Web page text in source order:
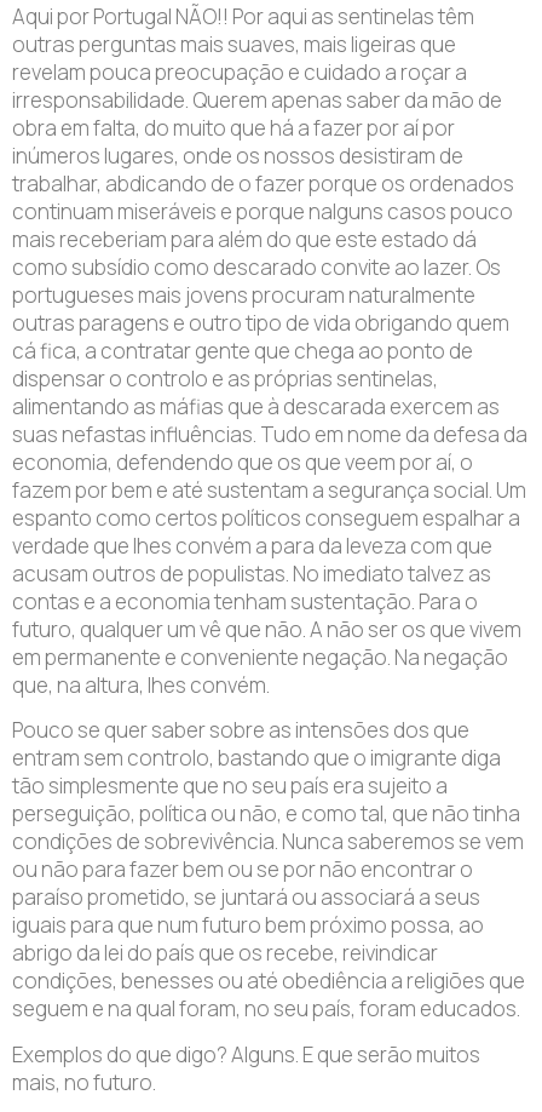
Aqui por Portugal NÃO!! Por aqui as sentinelas têm
outras perguntas mais suaves, mais ligeiras que
revelam pouca preocupação e cuidado a roçar a
irresponsabilidade. Querem apenas saber da mão de
obra em falta, do muito que há a fazer por aí por
inúmeros lugares, onde os nossos desistiram de
trabalhar, abdicando de o fazer porque os ordenados
continuam miseráveis e porque nalguns casos pouco
mais receberiam para além do que este estado dá
como subsídio como descarado convite ao lazer. Os
portugueses mais jovens procuram naturalmente
outras paragens e outro tipo de vida obrigando quem
cá fica, a contratar gente que chega ao ponto de
dispensar o controlo e as próprias sentinelas,
alimentando as máfias que à descarada exercem as
suas nefastas influências. Tudo em nome da defesa da
economia, defendendo que os que veem por aí, o
fazem por bem e até sustentam a segurança social. Um
espanto como certos políticos conseguem espalhar a
verdade que lhes convém a para da leveza com que
acusam outros de populistas. No imediato talvez as
contas e a economia tenham sustentação. Para o
futuro, qualquer um vê que não. A não ser os que vivem
em permanente e conveniente negação. Na negação
que, na altura, lhes convém.
Pouco se quer saber sobre as intensões dos que
entram sem controlo, bastando que o imigrante diga
tão simplesmente que no seu país era sujeito a
perseguição, política ou não, e como tal, que não tinha
condições de sobrevivência. Nunca saberemos se vem
ou não para fazer bem ou se por não encontrar o
paraíso prometido, se juntará ou associará a seus
iguais para que num futuro bem próximo possa, ao
abrigo da lei do país que os recebe, reivindicar
condições, benesses ou até obediência a religiões que
seguem e na qual foram, no seu país, foram educados.
Exemplos do que digo? Alguns. E que serão muitos
mais, no futuro.